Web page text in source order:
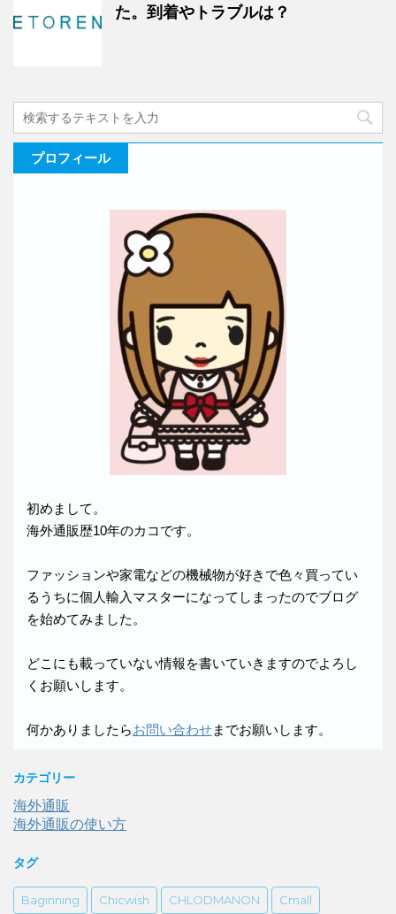
た。到着やトラブルは？
プロフィール
初めまして。
海外通販歴10年のカコです。
ファッションや家電などの機械物が好きで色々買ってい
るうちに個人輸入マスターになってしまったのでブログ
を始めてみました。
どこにも載っていない情報を書いていきますのでよろし
くお願いします。
何かありましたらお問い合わせまでお願いします。
カテゴリー
海外通販
海外通販の使い方
タグ
Baginning Chicwish CHLODMANON Cmall